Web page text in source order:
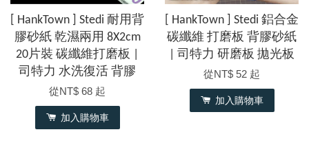
[ HankTown ] Stedi 耐用背
膠砂紙 乾濕兩用 8X2cm
20片裝 碳纖維打磨板 |
司特力 水洗復活 背膠
從NT$ 68 起
加入購物車
[ HankTown ] Stedi 鋁合金
碳纖維 打磨板 背膠砂紙
| 司特力 研磨板 拋光板
從NT$ 52 起
加入購物車